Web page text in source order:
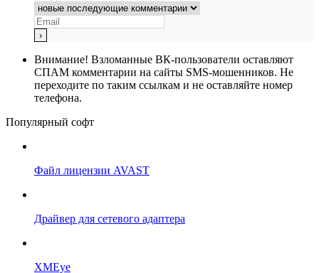
Внимание! Взломанные ВК-пользователи оставляют
СПАМ комментарии на сайты SMS-мошенников. Не
переходите по таким ссылкам и не оставляйте номер
телефона.
Популярный софт
Файл лицензии AVAST
Драйвер для сетевого адаптера
XMEye